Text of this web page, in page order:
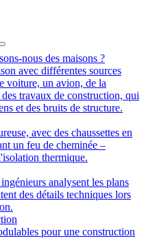
nous des maisons ?